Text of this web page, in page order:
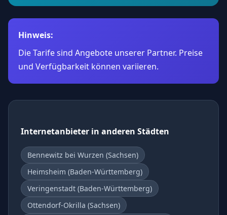
Hinweis:
Die Tarife sind Angebote unserer Partner. Preise
und Verfügbarkeit können variieren.
Internetanbieter in anderen Städten
Bennewitz bei Wurzen (Sachsen)
Heimsheim (Baden-Württemberg)
Veringenstadt (Baden-Württemberg)
Ottendorf-Okrilla (Sachsen)